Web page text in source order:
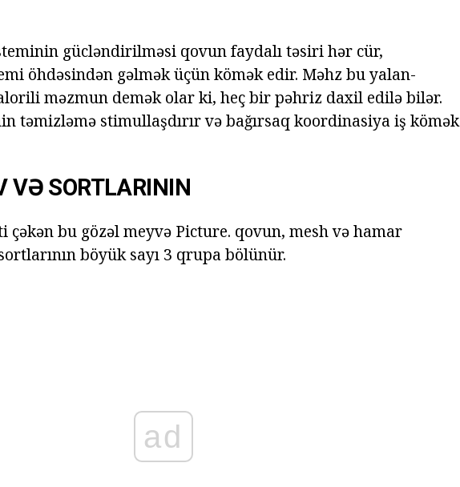
gücləndirilməsi qovun faydalı təsiri hər cür,
öhdəsindən gəlmək üçün kömək edir. Məhz bu yalan-
məzmun demək olar ki, heç bir pəhriz daxil edilə bilər.
təmizləmə stimullaşdırır və bağırsaq koordinasiya iş kömək
VƏ SORTLARININ
bu gözəl meyvə Picture. qovun, mesh və hamar
böyük sayı 3 qrupa bölünür.
ad